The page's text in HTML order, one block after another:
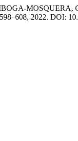
MOSQUERA,
2022. DOI: